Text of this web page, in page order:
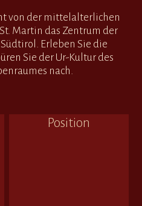
von der mittelalterlichen
Martin das Zentrum der
Erleben Sie die
Sie der Ur-Kultur des
nach.
Position